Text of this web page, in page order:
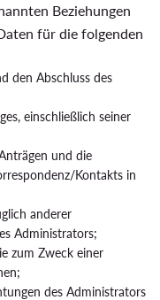
Beziehungen
für die folgenden
den Abschluss des
einschließlich seiner
und die
Kontakts in
anderer
Administrators;
zum Zweck einer
des Administrators